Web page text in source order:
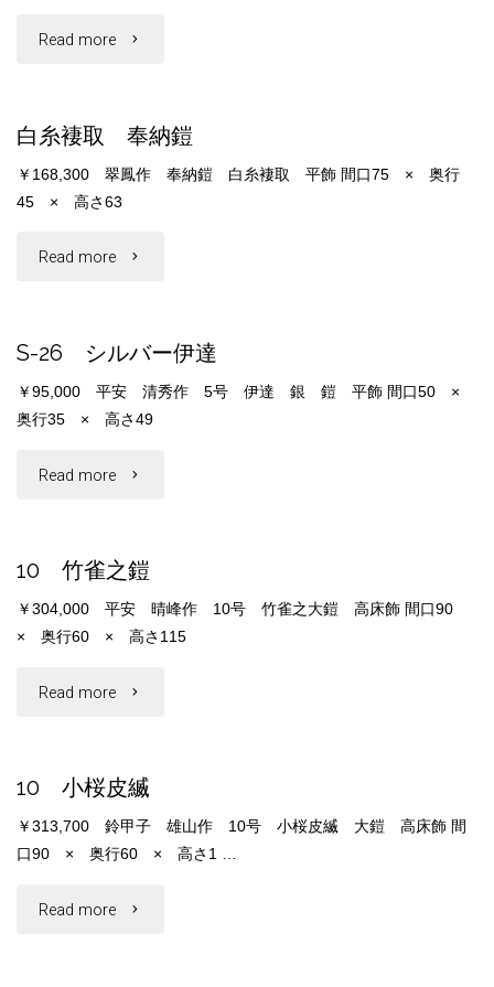
Read more "8
白糸褄取 奉納鎧
￥168,300 翠鳳作 奉納鎧 白糸褄取 平飾 間口75 × 奥行
45 × 高さ63
Read more "白
褄
取
S-26 シルバー伊達
￥95,000 平安 清秀作 5号 伊達 銀 鎧 平飾 間口50 ×
奥行35 × 高さ49
Read more "S-
シ
ル
達"
10 竹雀之鎧
￥304,000 平安 晴峰作 10号 竹雀之大鎧 高床飾 間口90
× 奥行60 × 高さ115
Read more "10
雀
之
10 小桜皮縅
￥313,700 鈴甲子 雄山作 10号 小桜皮縅 大鎧 高床飾 間
口90 × 奥行60 × 高さ1 …
Read more "10